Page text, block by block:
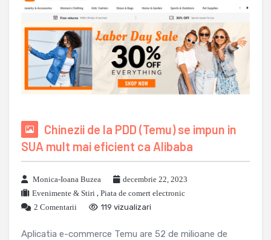
Chinezii de la PDD (Temu) se impun in
SUA mult mai eficient ca Alibaba
Monica-Ioana Buzea
decembrie 22, 2023
Evenimente & Stiri , Piata de comert electronic
2 Comentarii
119 vizualizari
Aplicatia e-commerce Temu are 52 de milioane de